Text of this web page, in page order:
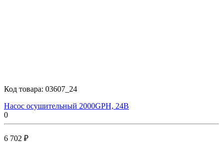
Код товара: 03607_24
Насос осушительный 2000GPH, 24В
0
6 702 ₽